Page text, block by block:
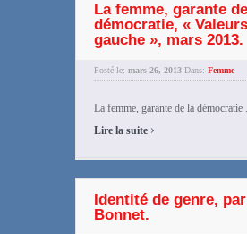
La femme, garante
démocratie, «
gauche », mars 2013.
Posté le: mars 26, 2013 Dans: Femme
La femme, garante de la démocratie
Lire la suite ›
Identité de genre,
Bonnet.